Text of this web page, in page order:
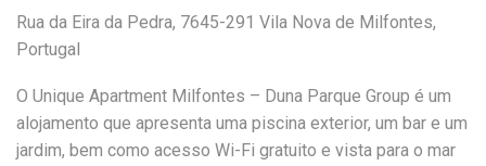
Rua da Eira da Pedra, 7645-291 Vila Nova de Milfontes,
Portugal
O Unique Apartment Milfontes – Duna Parque Group é um
alojamento que apresenta uma piscina exterior, um bar e um
jardim, bem como acesso Wi-Fi gratuito e vista para o mar